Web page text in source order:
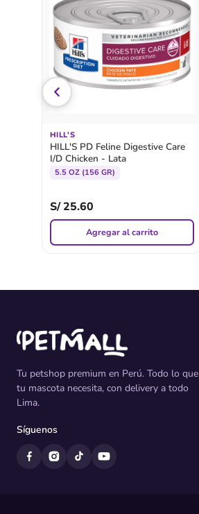
HILL'S
HILL'S PD Feline Digestive Care
I/D Chicken - Lata
5.5 OZ (156 GR)
S/25.60
Agregar al carrito
Tu petshop premium en Perú. Todo lo que
tu mascota necesita, con delivery a todo
Lima.
Síguenos